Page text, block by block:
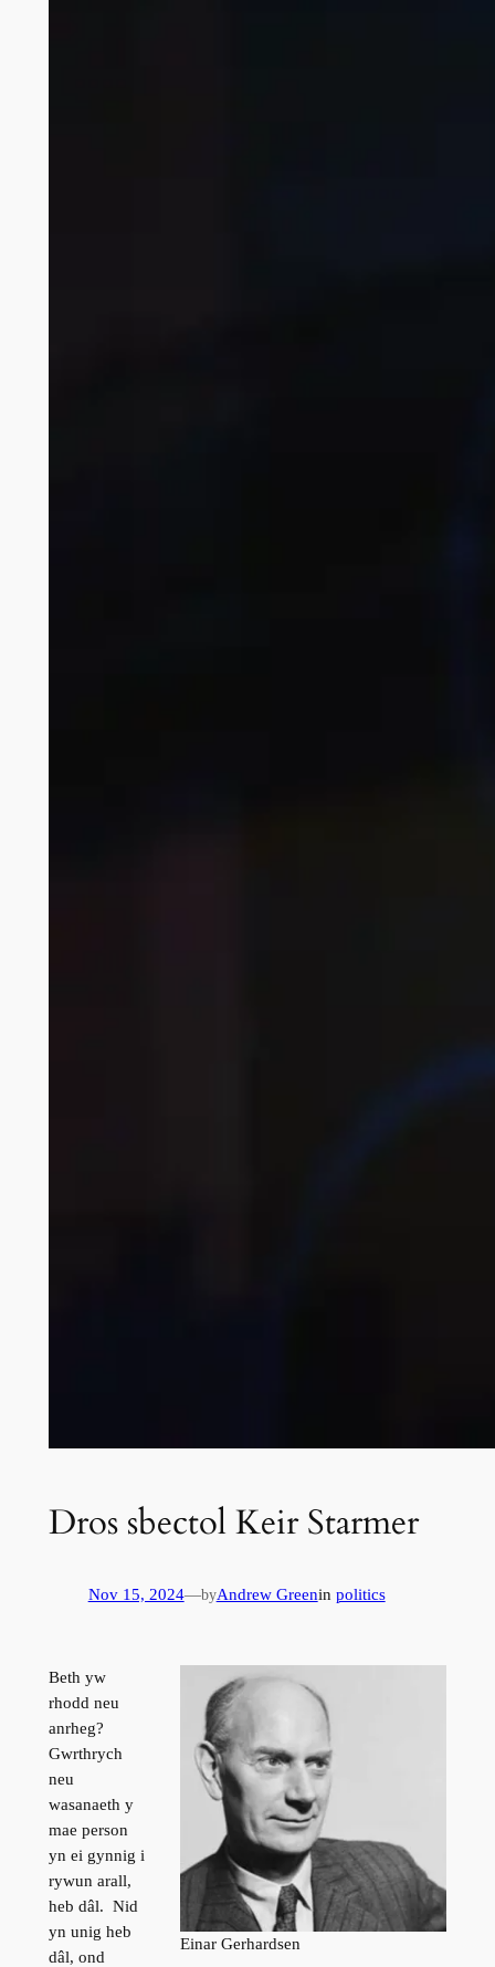
Dros sbectol Keir Starmer
Nov 15, 2024—byAndrew Greenin politics
Einar Gerhardsen
Beth yw
rhodd neu
anrheg?
Gwrthrych
neu
wasanaeth y
mae person
yn ei gynnig i
rywun arall,
heb dâl. Nid
yn unig heb
dâl, ond